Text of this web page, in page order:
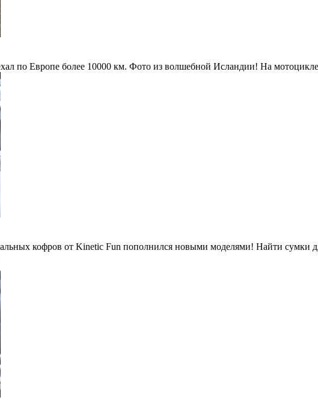
по Европе более 10000 км. Фото из волшебной Исландии! На
кофров от Kinetic Fun пополнился новыми моделями! Найти сумки